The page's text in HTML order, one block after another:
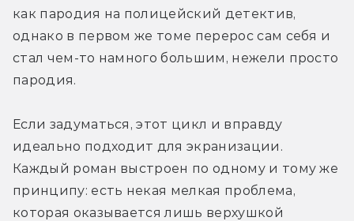
как пародия на полицейский детектив,
однако в первом же томе перерос сам себя и
стал чем-то намного большим, нежели просто
пародия.
Если задуматься, этот цикл и вправду
идеально подходит для экранизации.
Каждый роман выстроен по одному и тому же
принципу: есть некая мелкая проблема,
которая оказывается лишь верхушкой